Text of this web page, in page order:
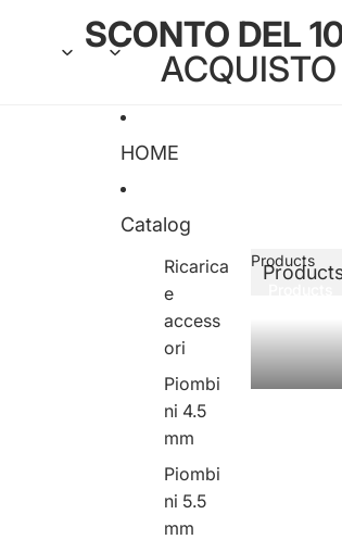
SCONTO DEL
HOME
Catalog
Ricarica
e
access
ori
Piombi
ni 4.5
mm
Piombi
ni 5.5
mm
Products